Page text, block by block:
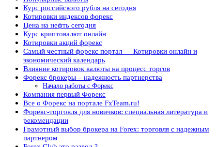
Курс российского рубля на сегодня
Котировки индексов форекс
Цена на нефть сегодня
Курс криптовалют онлайн
Котировки акций форекс
Самый честный форекс портал — Котировки онлайн и
экономический календарь
Влияние котировок валюты на процесс торгов
Форекс брокеры – надежность партнерства
Начало работы с Форекс
Компания первый Форекс
Все о Форекс на портале FxTeam.ru!
Форекс-торговля для новичков: специальная литература и
рекомендации
Грамотный выбор брокера на Forex: торговля с надежным
партнером